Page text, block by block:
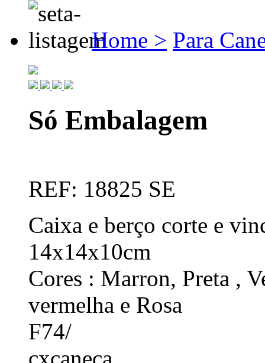
Home > Para
Só Embalagem
REF: 18825 SE
Caixa e berço corte e
14x14x10cm
Cores : Marron, Preta ,
vermelha e Rosa
F74/
cxcaneca